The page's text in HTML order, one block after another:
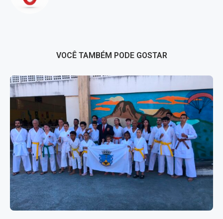
VOCÊ TAMBÉM PODE GOSTAR